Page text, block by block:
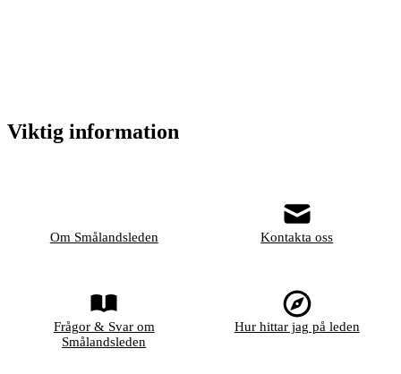
Viktig information
Om Smålandsleden Kontakta oss
Frågor & Svar om
Smålandsleden
Hur hittar jag på leden